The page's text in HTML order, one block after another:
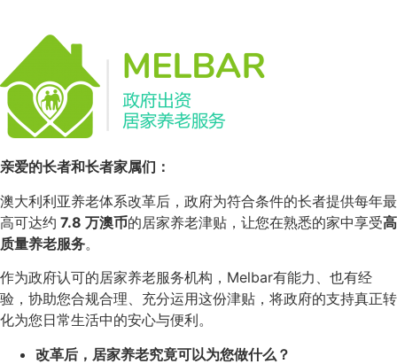
亲爱的长者和长者家属们：
澳大利利亚养老体系改革后，政府为符合条件的长者提供每年最
高可达约 7.8 万澳币的居家养老津贴，让您在熟悉的家中享受高
质量养老服务。
作为政府认可的居家养老服务机构，Melbar有能力、也有经
验，协助您合规合理、充分运用这份津贴，将政府的支持真正转
化为您日常生活中的安心与便利。
改革后，居家养老究竟可以为您做什么？